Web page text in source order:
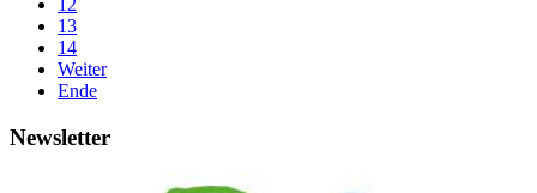
12
13
14
Weiter
Ende
Newsletter